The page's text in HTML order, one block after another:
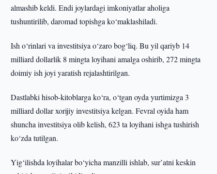
almashib keldi. Endi joylardagi imkoniyatlar aholiga
tushuntirilib, daromad topishga ko‘maklashiladi.
Ish o‘rinlari va investitsiya o‘zaro bog‘liq. Bu yil qariyb 14
milliard dollarlik 8 mingta loyihani amalga oshirib, 272 mingta
doimiy ish joyi yaratish rejalashtirilgan.
Dastlabki hisob-kitoblarga ko‘ra, o‘tgan oyda yurtimizga 3
milliard dollar xorijiy investitsiya kelgan. Fevral oyida ham
shuncha investitsiya olib kelish, 623 ta loyihani ishga tushirish
ko‘zda tutilgan.
Yig‘ilishda loyihalar bo‘yicha manzilli ishlab, sur’atni keskin